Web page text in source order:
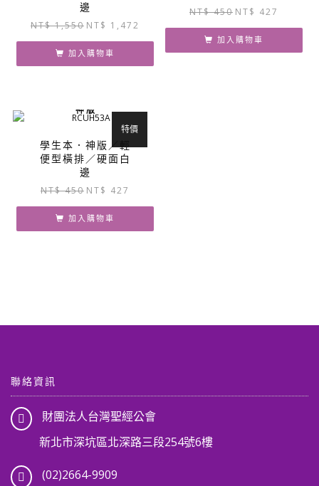
邊
NT$1,550 原
始
價
格：
NT$ 1,472
前
格：
加入購物車
NT$450 原
始
價
格：
NT$ 427
前
格：
加入購物車
神 版
學生本．神版／輕
便型橫排／硬面白
邊
特價
NT$450 原
始
價
格：
NT$ 427
前
格：
加入購物車
聯絡資訊
財團法人台灣聖經公會
新北市深坑區北深路三段254號6樓
(02)2664-9909